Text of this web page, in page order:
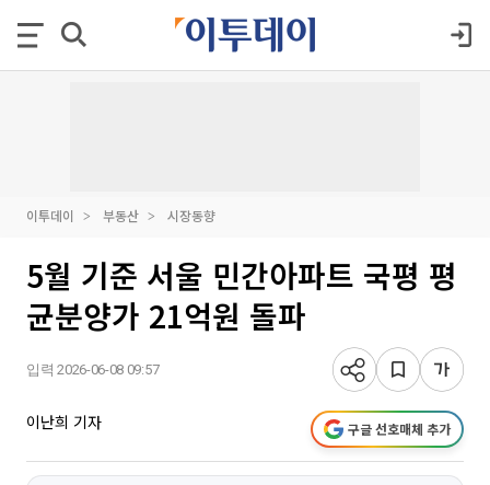
이투데이 부동산 시장동향
5월 기준 서울 민간아파트 국평 평
균분양가 21억원 돌파
입력 2026-06-08 09:57
이난희 기자 구글 선호매체 추가